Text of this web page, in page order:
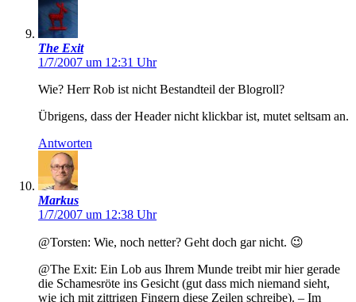
The Exit
1/7/2007 um 12:31 Uhr
Wie? Herr Rob ist nicht Bestandteil der Blogroll?
Übrigens, dass der Header nicht klickbar ist, mutet seltsam an.
Antworten
Markus
1/7/2007 um 12:38 Uhr
@Torsten: Wie, noch netter? Geht doch gar nicht. 😉
@The Exit: Ein Lob aus Ihrem Munde treibt mir hier gerade
die Schamesröte ins Gesicht (gut dass mich niemand sieht,
wie ich mit zittrigen Fingern diese Zeilen schreibe). – Im